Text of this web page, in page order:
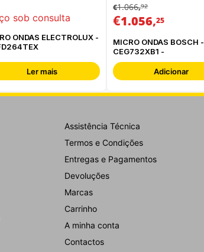
sob consulta
ONDAS ELECTROLUX -
Ler mais
€1.066,92
€1.056,25
MICRO ONDAS BOSCH -
CEG732XB1 -
Adicionar
Assistência Técnica
Termos e Condições
Entregas e Pagamentos
Devoluções
Marcas
Carrinho
A minha conta
Contactos